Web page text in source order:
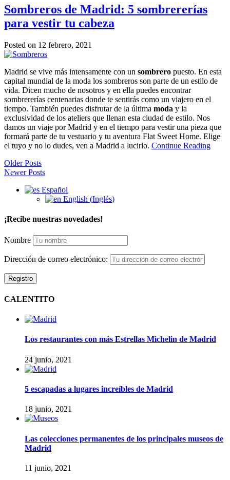
Sombreros de Madrid: 5 sombrererías
para vestir tu cabeza
Posted on 12 febrero, 2021
Madrid se vive más intensamente con un sombrero puesto. En esta
capital mundial de la moda los sombreros son parte de un estilo de
vida. Dicen mucho de nosotros y en ella puedes encontrar
sombrererías centenarias donde te sentirás como un viajero en el
tiempo. También puedes disfrutar de la última moda y la
exclusividad de los ateliers que llenan esta ciudad de estilo. Nos
damos un viaje por Madrid y en el tiempo para vestir una pieza que
formará parte de tu vestuario y tu aventura Flat Sweet Home. Elige
el tuyo y no lo dudes, ven a Madrid a lucirlo. Continue Reading
Older Posts
Newer Posts
Español
English (Inglés)
¡Recibe nuestras novedades!
Nombre
Dirección de correo electrónico:
CALENTITO
Los restaurantes con más Estrellas Michelin de Madrid
24 junio, 2021
5 escapadas a lugares increíbles de Madrid
18 junio, 2021
Las colecciones permanentes de los principales museos de
Madrid
11 junio, 2021